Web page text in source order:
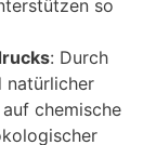
so
: Durch
natürlicher
chemische